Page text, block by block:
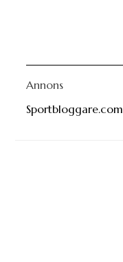
Annons
Sportbloggare.com